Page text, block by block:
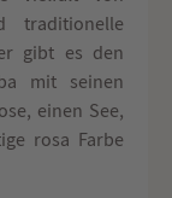
traditionelle
gibt es den
mit seinen
einen See,
rosa Farbe